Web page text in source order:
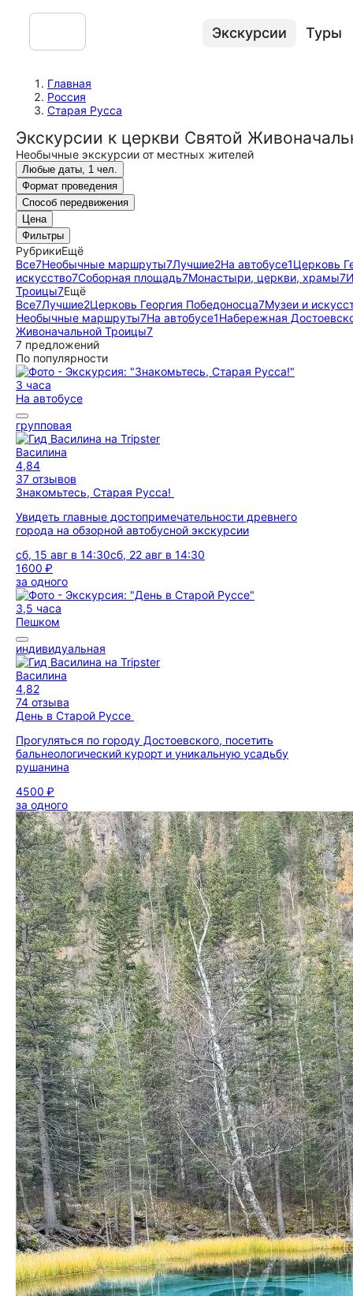
Экскурсии Туры
Главная
Россия
Старая Русса
Экскурсии к церкви Святой
Необычные экскурсии от местных жителей
Любые даты, 1 чел.
Формат проведения
Способ передвижения
Цена
Фильтры
РубрикиЕщё
Все7Необычные маршруты7Лучшие2На автобусе1Церковь
искусство7Соборная площадь7Монастыри, церкви, храмы7
Троицы7Ещё
Все7Лучшие2Церковь Георгия Победоносца7Музеи и
Необычные маршруты7На автобусе1Набережная
Живоначальной Троицы7
7 предложений
По популярности
3 часа
На автобусе
групповая
Василина
4,84
37 отзывов
Знакомьтесь, Старая Русса!
Увидеть главные достопримечательности древнего
города на обзорной автобусной экскурсии
сб, 15 авг в 14:30сб, 22 авг в 14:30
1600 ₽
за одного
3,5 часа
Пешком
индивидуальная
Василина
4,82
74 отзыва
День в Старой Руссе
Прогуляться по городу Достоевского, посетить
бальнеологический курорт и уникальную усадьбу
рушанина
4500 ₽
за одного